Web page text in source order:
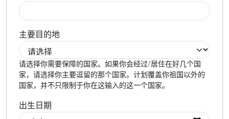
主要目的地
请选择你需要保障的国家。如果你会经过/居住在好几个国
家，请选择你主要逗留的那个国家。计划覆盖你祖国以外的
国家，并不只限制于你在这输入的这一个国家。
出生日期